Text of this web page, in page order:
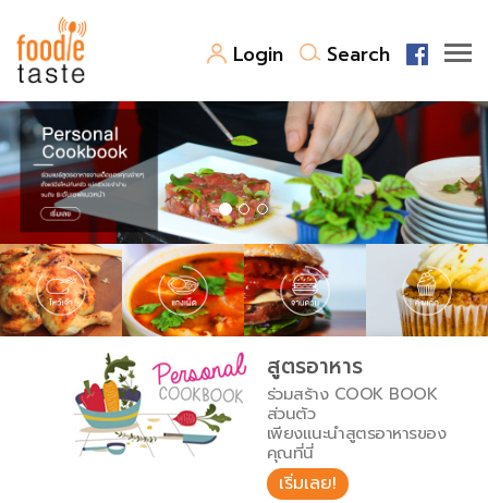
Login Search
สูตรอาหาร
สูตรอาหารล่าสุด
Top Foodie
พาไปชิม
สารพันก้นครัว
เคล็ดลับน่ารู้
เปรียบเทียบหน่วยการตวง
เปรียบเทียบอุณหภูมิ
เปรียบเทียบน้ำหนักวัตถุดิบ
FoodPedia
สร้าง Cookbook
สูตรอาหาร
ร่วมสร้าง COOK BOOK
ส่วนตัว
เพียงแนะนำสูตรอาหารของ
คุณที่นี่
เริ่มเลย!